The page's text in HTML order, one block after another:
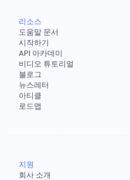
리소스
도움말 문서
시작하기
API 아카데미
비디오 튜토리얼
블로그
뉴스레터
아티클
로드맵
지원
회사 소개